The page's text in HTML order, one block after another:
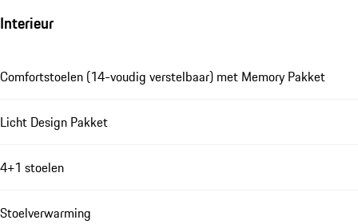
Interieur
Comfortstoelen (14-voudig verstelbaar) met Memory Pakket
Licht Design Pakket
4+1 stoelen
Stoelverwarming